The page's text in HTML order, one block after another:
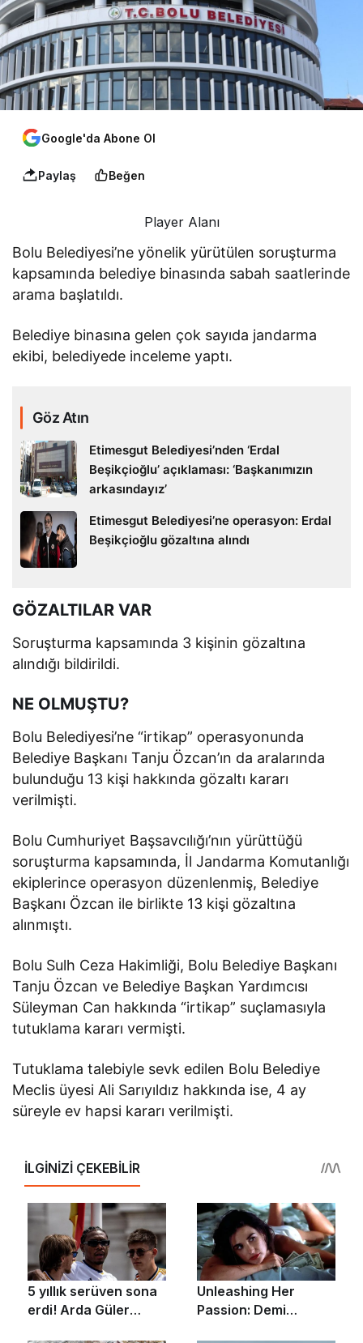
Google'da Abone Ol
Paylaş Beğen
Player Alanı
Bolu Belediyesi’ne yönelik yürütülen soruşturma
kapsamında belediye binasında sabah saatlerinde
arama başlatıldı.
Belediye binasına gelen çok sayıda jandarma
ekibi, belediyede inceleme yaptı.
Göz Atın
Etimesgut Belediyesi’nden ‘Erdal
Beşikçioğlu’ açıklaması: ‘Başkanımızın
arkasındayız’
Etimesgut Belediyesi’ne operasyon: Erdal
Beşikçioğlu gözaltına alındı
GÖZALTILAR VAR
Soruşturma kapsamında 3 kişinin gözaltına
alındığı bildirildi.
NE OLMUŞTU?
Bolu Belediyesi’ne “irtikap” operasyonunda
Belediye Başkanı Tanju Özcan’ın da aralarında
bulunduğu 13 kişi hakkında gözaltı kararı
verilmişti.
Bolu Cumhuriyet Başsavcılığı’nın yürüttüğü
soruşturma kapsamında, İl Jandarma Komutanlığı
ekiplerince operasyon düzenlenmiş, Belediye
Başkanı Özcan ile birlikte 13 kişi gözaltına
alınmıştı.
Bolu Sulh Ceza Hakimliği, Bolu Belediye Başkanı
Tanju Özcan ve Belediye Başkan Yardımcısı
Süleyman Can hakkında “irtikap” suçlamasıyla
tutuklama kararı vermişti.
Tutuklama talebiyle sevk edilen Bolu Belediye
Meclis üyesi Ali Sarıyıldız hakkında ise, 4 ay
süreyle ev hapsi kararı verilmişti.